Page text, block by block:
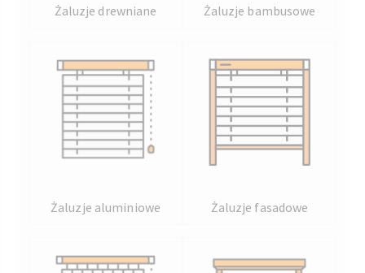
Żaluzje drewniane Żaluzje bambusowe
Żaluzje aluminiowe Żaluzje fasadowe